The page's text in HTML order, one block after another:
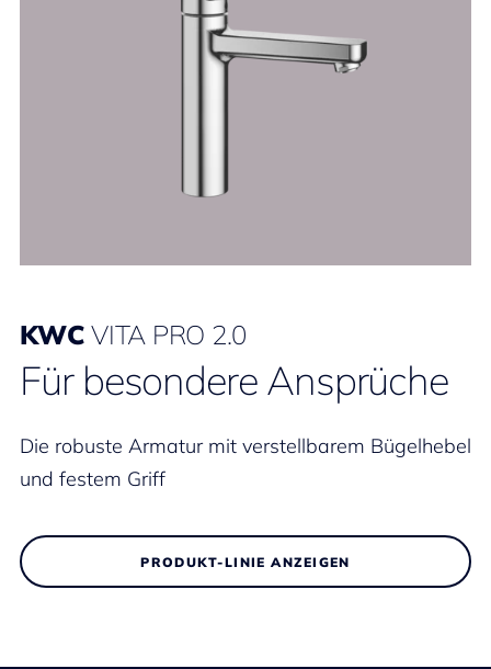
KWCVITA PRO 2.0
Für besondere Ansprüche
Die robuste Armatur mit verstellbarem Bügelhebel
und festem Griff
PRODUKT-LINIE ANZEIGEN